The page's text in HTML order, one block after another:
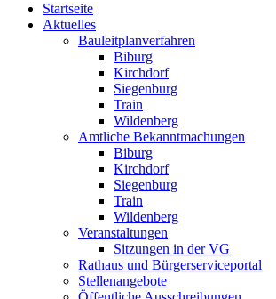
Startseite
Aktuelles
Bauleitplanverfahren
Biburg
Kirchdorf
Siegenburg
Train
Wildenberg
Amtliche Bekanntmachungen
Biburg
Kirchdorf
Siegenburg
Train
Wildenberg
Veranstaltungen
Sitzungen in der VG
Rathaus und Bürgerserviceportal
Stellenangebote